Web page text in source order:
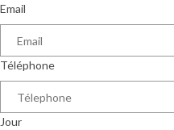
Email
Téléphone
Jour